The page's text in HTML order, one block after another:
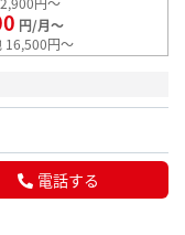
円/月～
16,500円～
電話する